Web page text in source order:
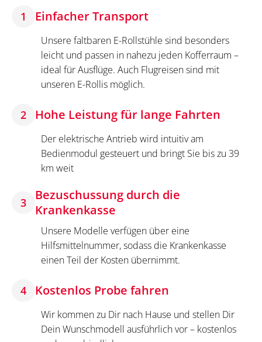
1 Einfacher Transport
Unsere faltbaren E-Rollstühle sind besonders
leicht und passen in nahezu jeden Kofferraum –
ideal für Ausflüge. Auch Flugreisen sind mit
unseren E-Rollis möglich.
2 Hohe Leistung für lange Fahrten
Der elektrische Antrieb wird intuitiv am
Bedienmodul gesteuert und bringt Sie bis zu 39
km weit
3
Bezuschussung durch die
Krankenkasse
Unsere Modelle verfügen über eine
Hilfsmittelnummer, sodass die Krankenkasse
einen Teil der Kosten übernimmt.
4 Kostenlos Probe fahren
Wir kommen zu Dir nach Hause und stellen Dir
Dein Wunschmodell ausführlich vor – kostenlos